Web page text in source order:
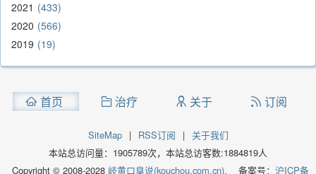
2021
433
2020 566
2019 19
首页 治疗 关于 订阅
SiteMap | RSS订阅 |
关于我们
本站总访问量： 1905789次，本站总访客数:1884819人
Copyright © 2008-2028 岐黄口臭说(kouchou.com.cn). 备案号： 沪ICP备